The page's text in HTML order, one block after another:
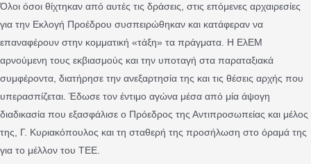
Όλοι όσοι θίχτηκαν από αυτές τις δράσεις, στις επόμενες αρχαιρεσίες
για την Εκλογή Προέδρου συσπειρώθηκαν και κατάφεραν να
επαναφέρουν στην κομματική «τάξη» τα πράγματα. Η ΕλΕΜ
αρνούμενη τους εκβιασμούς και την υποταγή στα παραταξιακά
συμφέροντα, διατήρησε την ανεξαρτησία της και τις θέσεις αρχής που
υπερασπίζεται. Έδωσε τον έντιμο αγώνα μέσα από μία άψογη
διαδικασία που εξασφάλισε ο Πρόεδρος της Αντιπροσωπείας και μέλος
της, Γ. Κυριακόπουλος και τη σταθερή της προσήλωση στο όραμά της
για το μέλλον του ΤΕΕ.